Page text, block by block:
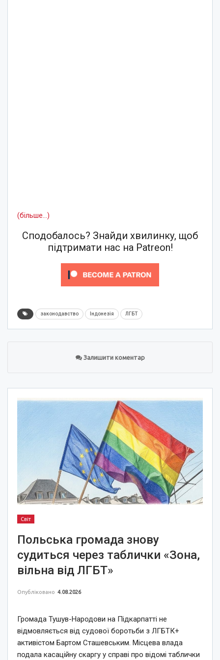
(більше…)
Сподобалось? Знайди хвилинку, щоб
підтримати нас на Patreon!
законодавство Індонезія ЛГБТ
Залишити коментар
Світ
Польська громада знову
судиться через таблички «Зона,
вільна від ЛГБТ»
Опубліковано 4.08.2026
Громада Тушув-Народови на Підкарпатті не
відмовляється від судової боротьби з ЛГБТК+
активістом Бартом Сташевським. Місцева влада
подала касаційну скаргу у справі про відомі таблички